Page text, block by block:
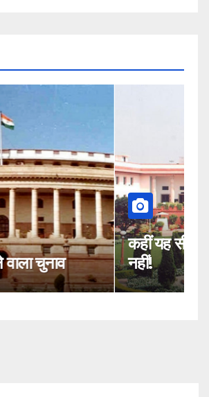
सीजेआई के खिलाफ साजिश तो